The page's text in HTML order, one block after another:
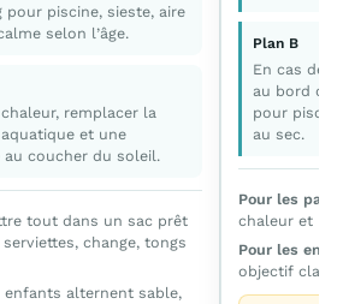
pour piscine, sieste, aire
selon l’âge.
remplacer la
aquatique et une
coucher du soleil.
tout dans un sac prêt
change, tongs
enfants alternent sable,
Plan B
En cas de
au bord de
pour
au sec.
Pour les
chaleur et
Pour les
objectif clair